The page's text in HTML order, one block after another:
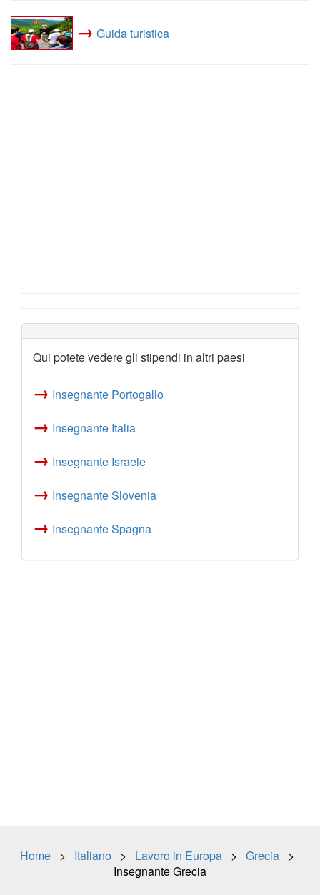
→ Guida turistica
Qui potete vedere gli stipendi in altri paesi
→ Insegnante Portogallo
→ Insegnante Italia
→ Insegnante Israele
→ Insegnante Slovenia
→ Insegnante Spagna
Home > Italiano > Lavoro in Europa > Grecia >
Insegnante Grecia